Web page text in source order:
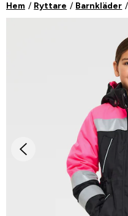
Hem Ryttare Barnkläder